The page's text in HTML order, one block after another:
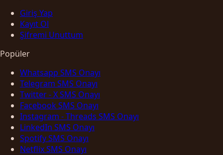
Giriş Yap
Kayıt Ol
Şifremi Unuttum
Popüler
Whatsapp SMS Onayı
Telegram SMS Onayı
Twitter - X SMS Onayı
Facebook SMS Onayı
Instagram - Threads SMS Onayı
LinkedIn SMS Onayı
Spotify SMS Onayı
Netflix SMS Onayı